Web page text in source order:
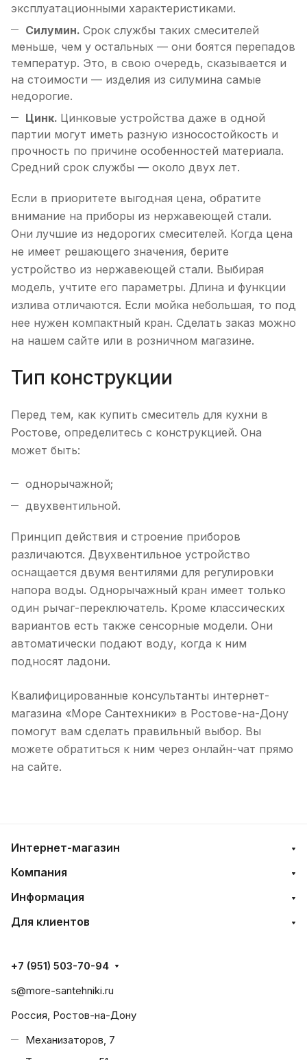
эксплуатационными характеристиками.
Силумин. Срок службы таких смесителей
меньше, чем у остальных — они боятся перепадов
температур. Это, в свою очередь, сказывается и
на стоимости — изделия из силумина самые
недорогие.
Цинк. Цинковые устройства даже в одной
партии могут иметь разную износостойкость и
прочность по причине особенностей материала.
Средний срок службы — около двух лет.
Если в приоритете выгодная цена, обратите
внимание на приборы из нержавеющей стали.
Они лучшие из недорогих смесителей. Когда цена
не имеет решающего значения, берите
устройство из нержавеющей стали. Выбирая
модель, учтите его параметры. Длина и функции
излива отличаются. Если мойка небольшая, то под
нее нужен компактный кран. Сделать заказ можно
на нашем сайте или в розничном магазине.
Тип конструкции
Перед тем, как купить смеситель для кухни в
Ростове, определитесь с конструкцией. Она
может быть:
однорычажной;
двухвентильной.
Принцип действия и строение приборов
различаются. Двухвентильное устройство
оснащается двумя вентилями для регулировки
напора воды. Однорычажный кран имеет только
один рычаг-переключатель. Кроме классических
вариантов есть также сенсорные модели. Они
автоматически подают воду, когда к ним
подносят ладони.
Квалифицированные консультанты интернет-
магазина «Море Сантехники» в Ростове-на-Дону
помогут вам сделать правильный выбор. Вы
можете обратиться к ним через онлайн-чат прямо
на сайте.
Интернет-магазин
Компания
Информация
Для клиентов
+7 (951) 503-70-94
s@more-santehniki.ru
Россия, Ростов-на-Дону
Механизаторов, 7